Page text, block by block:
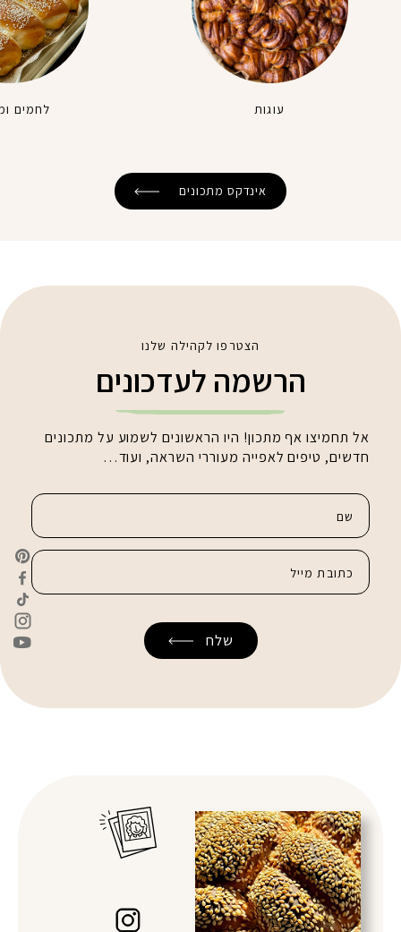
עוגות לחמים
אינדקס מתכונים
הצטרפו לקהילה שלנו
הרשמה לעדכונים
אל תחמיצו אף מתכון! היו הראשונים לשמוע על מתכונים
חדשים, טיפים לאפייה מעוררי השראה, ועוד…